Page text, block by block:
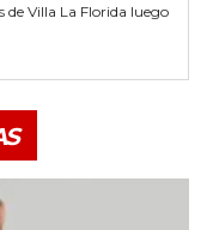
Villa La Florida luego